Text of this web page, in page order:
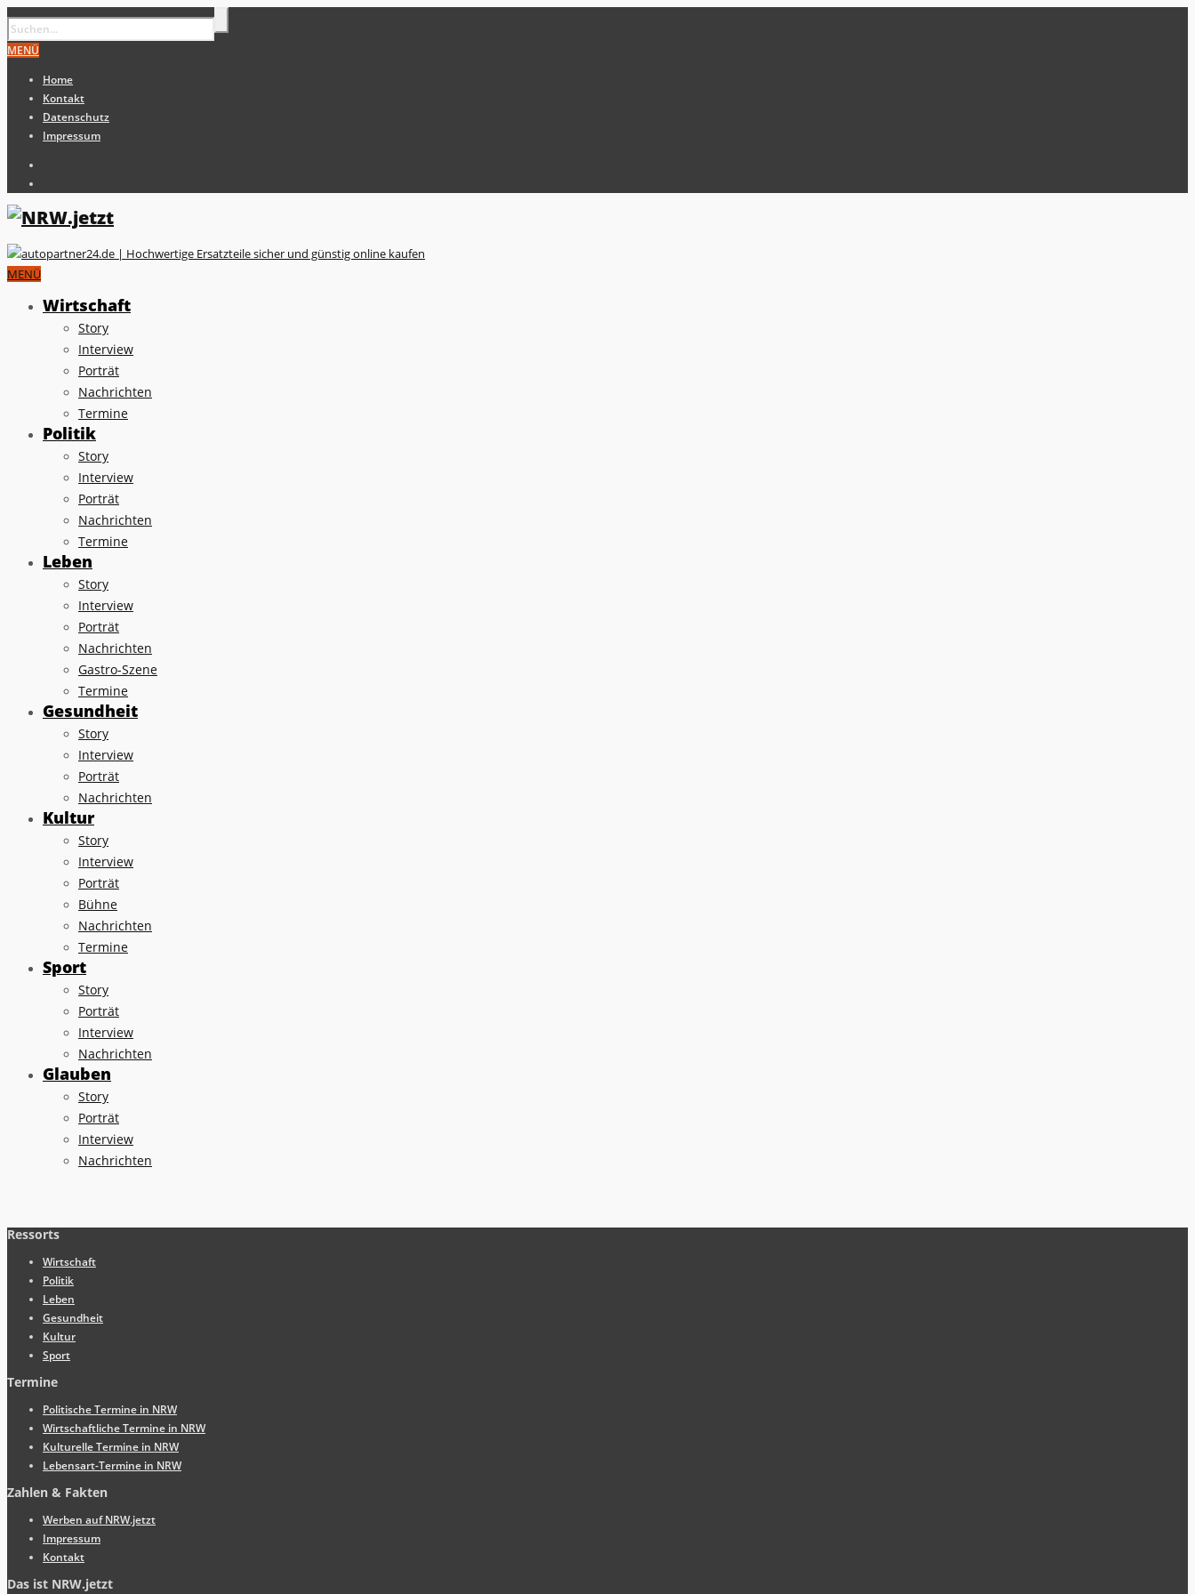
MENÜ
Home
Kontakt
Datenschutz
Impressum
MENÜ
Wirtschaft
Story
Interview
Porträt
Nachrichten
Termine
Politik
Story
Interview
Porträt
Nachrichten
Termine
Leben
Story
Interview
Porträt
Nachrichten
Gastro-Szene
Termine
Gesundheit
Story
Interview
Porträt
Nachrichten
Kultur
Story
Interview
Porträt
Bühne
Nachrichten
Termine
Sport
Story
Porträt
Interview
Nachrichten
Glauben
Story
Porträt
Interview
Nachrichten
Ressorts
Wirtschaft
Politik
Leben
Gesundheit
Kultur
Sport
Termine
Politische Termine in NRW
Wirtschaftliche Termine in NRW
Kulturelle Termine in NRW
Lebensart-Termine in NRW
Zahlen & Fakten
Werben auf NRW.jetzt
Impressum
Kontakt
Das ist NRW.jetzt